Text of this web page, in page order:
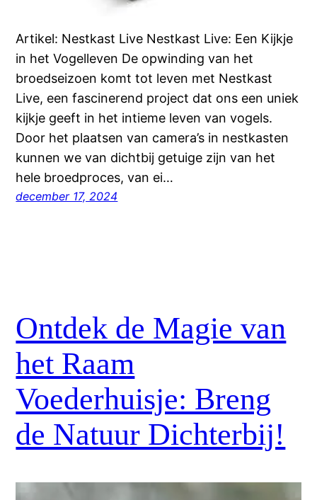
Artikel: Nestkast Live Nestkast Live: Een Kijkje
in het Vogelleven De opwinding van het
broedseizoen komt tot leven met Nestkast
Live, een fascinerend project dat ons een uniek
kijkje geeft in het intieme leven van vogels.
Door het plaatsen van camera’s in nestkasten
kunnen we van dichtbij getuige zijn van het
hele broedproces, van ei…
december 17, 2024
Ontdek de Magie van
het Raam
Voederhuisje: Breng
de Natuur Dichterbij!